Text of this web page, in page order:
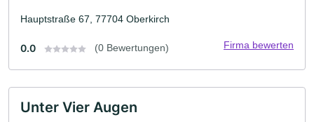
Hauptstraße 67, 77704 Oberkirch
0.0 (0 Bewertungen) Firma bewerten
Unter Vier Augen